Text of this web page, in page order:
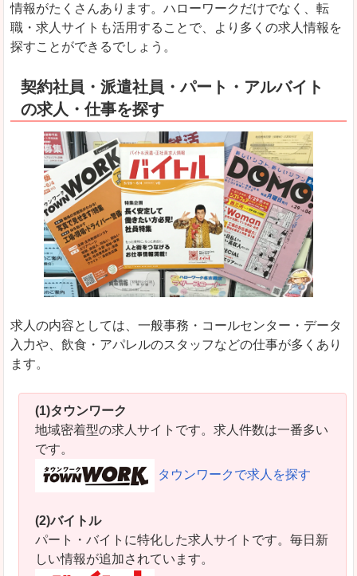
情報がたくさんあります。ハローワークだけでなく、転
職・求人サイトも活用することで、より多くの求人情報を
探すことができるでしょう。
契約社員・派遣社員・パート・アルバイト
の求人・仕事を探す
求人の内容としては、一般事務・コールセンター・データ
入力や、飲食・アパレルのスタッフなどの仕事が多くあり
ます。
(1)タウンワーク
地域密着型の求人サイトです。求人件数は一番多い
です。
タウンワークで求人を探す
(2)バイトル
パート・バイトに特化した求人サイトです。毎日新
しい情報が追加されています。